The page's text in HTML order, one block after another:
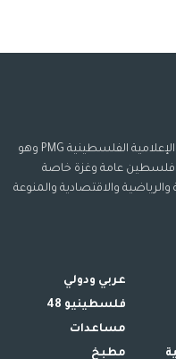
موقع غزة بوست هو احد خدمات المجموعة الإعلامية الفلسطينية PMG وهو
فلسطين عامة وغزة خاصة
والرياضية والاقتصادية والمنوعة
عربي ودولي
فلسطينيو 48
مساعدات
مطبخ